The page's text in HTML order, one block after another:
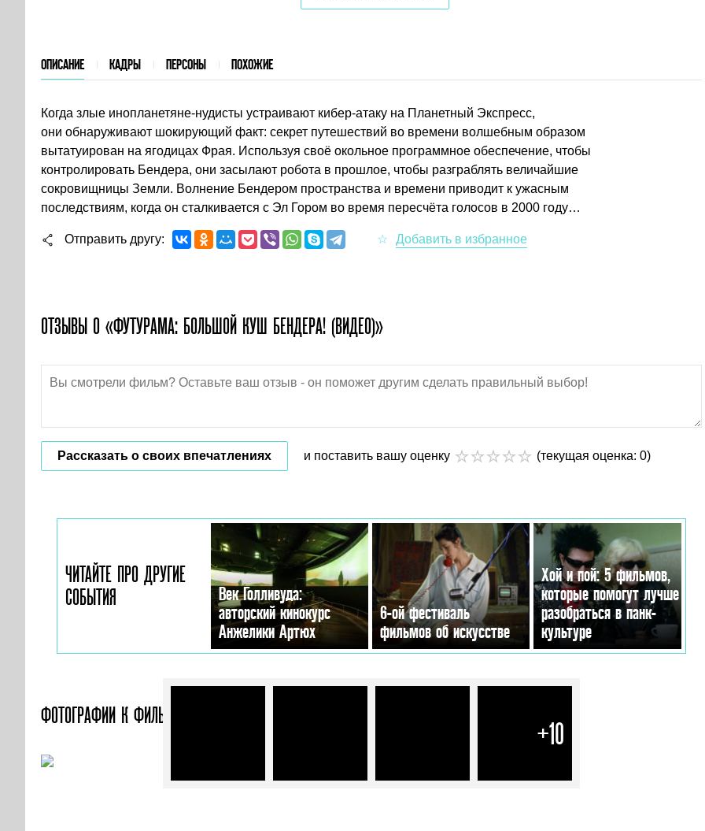
ОПИСАНИЕ КАДРЫ ПЕРСОНЫ ПОХОЖИЕ
Когда злые инопланетяне-нудисты устраивают кибер-атаку на Планетный Экспресс,
они обнаруживают шокирующий факт: секрет путешествий во времени волшебным образом
вытатуирован на ягодицах Фрая. Используя своё окольное программное обеспечение, чтобы
контролировать Бендера, они засылают робота в прошлое, чтобы разграблять величайшие
сокровищницы Земли. Волнение Бендером пространства и времени приводит к ужасным
последствиям, когда он сталкивается с Эл Гором во время пересчёта голосов в 2000 году…
Отправить другу
ОТЗЫВЫ О «ФУТУРАМА: БОЛЬШОЙ КУШ БЕНДЕРА! (ВИДЕО)»
Рассказать о своих впечатлениях и поставить вашу оценку (текущая оценка: 0)
ЧИТАЙТЕ ПРО ДРУГИЕ
СОБЫТИЯ
Век Голливуда:
авторский кинокурс
Анжелики Артюх
6-ой фестиваль
фильмов об искусстве
Хой и пой: 5 фильмов,
которые помогут лучше
разобраться в панк-
культуре
ФОТОГРАФИИ К ФИЛЬМУ «ФУТУРАМА: БОЛЬШОЙ КУШ БЕНДЕРА! (ВИДЕО)»
+10